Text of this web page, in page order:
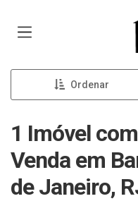
Ordenar
1 Imóvel
Venda em
de Janeiro,